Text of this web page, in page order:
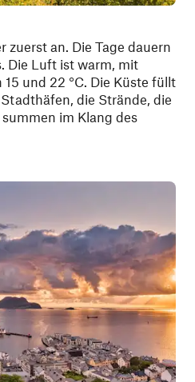
zuerst an. Die Tage dauern
Die Luft ist warm, mit
und 22 °C. Die Küste füllt
die Strände, die
im Klang des